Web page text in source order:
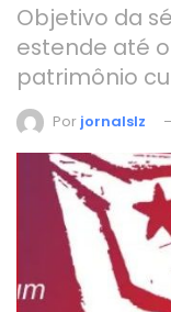
Objetivo da
estende até
patrimônio
Por jornalslz